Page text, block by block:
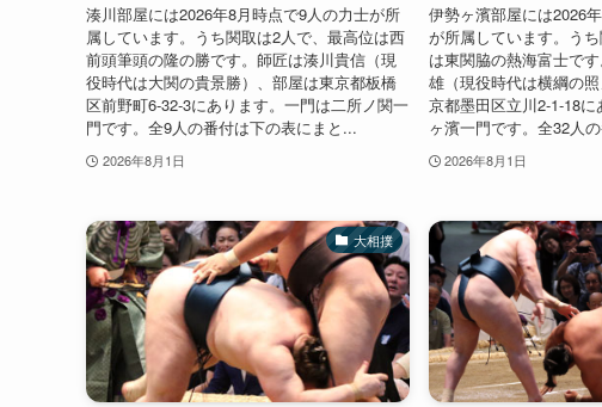
湊川部屋には2026年8月時点で9人の力士が所
属しています。うち関取は2人で、最高位は西
前頭筆頭の隆の勝です。師匠は湊川貴信（現
役時代は大関の貴景勝）、部屋は東京都板橋
区前野町6-32-3にあります。一門は二所ノ関一
門です。全9人の番付は下の表にまと...
2026年8月1日
伊勢ヶ濱部屋には2026
が所属しています。う
は東関脇の熱海富士で
雄（現役時代は横綱の
京都墨田区立川2-1-18
ヶ濱一門です。全32人
2026年8月1日
大相撲